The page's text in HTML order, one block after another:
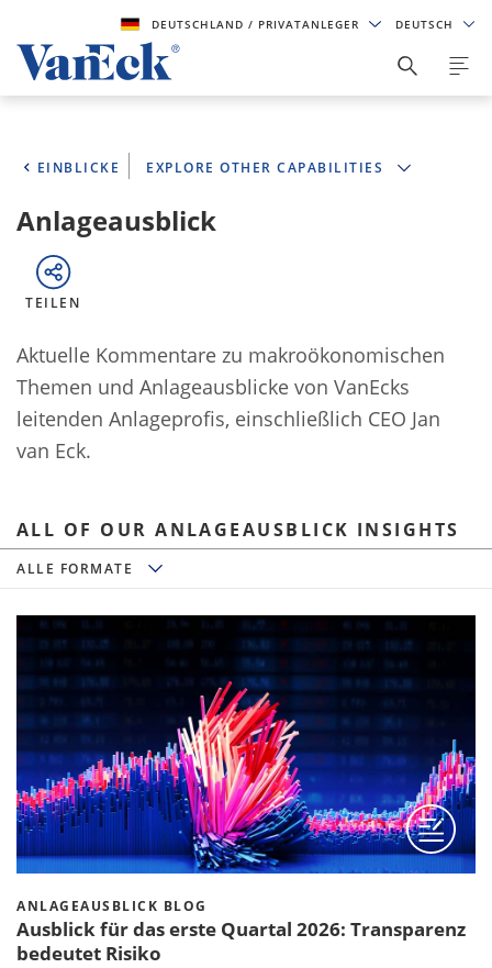
DEUTSCHLAND/ PRIVATANLEGER DEUTSCH
EINBLICKE EXPLORE OTHER CAPABILITIES
Anlageausblick
TEILEN
Aktuelle Kommentare zu makroökonomischen
Themen und Anlageausblicke von VanEcks
leitenden Anlageprofis, einschließlich CEO Jan
van Eck.
ALL OF OUR ANLAGEAUSBLICK INSIGHTS
Alle Formate
ALLE FORMATE
ANLAGEAUSBLICK BLOG
Ausblick für das erste Quartal 2026: Transparenz
bedeutet Risiko